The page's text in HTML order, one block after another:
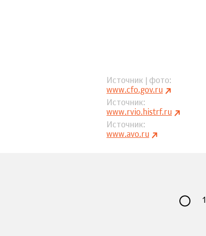
Источник | фото
www.cfo.gov.ru
Источник
www.rvio.histrf.ru
Источник
www.avo.ru
1